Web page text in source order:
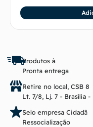
Produtos à
Pronta entrega
Retire no local, CSB 8
Lt. 7/8, Lj. 7 - Brasília -
Selo empresa Cidadã
Ressocialização